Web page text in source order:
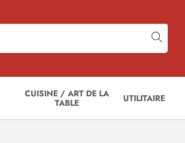
CUISINE / ART DE LA
TABLE
UTILITAIRE